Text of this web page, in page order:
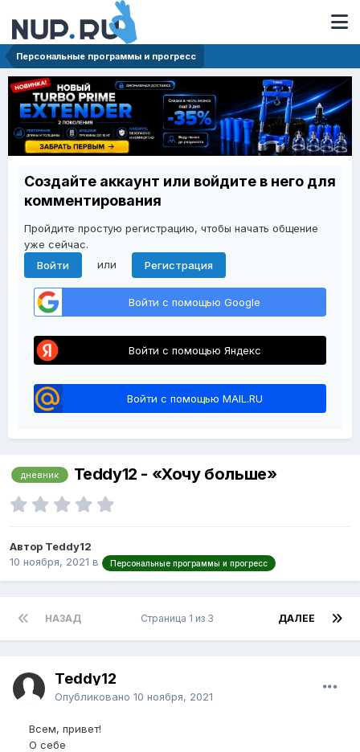
Персональные программы и прогресс
Создайте аккаунт или войдите в него для
комментирования
Пройдите простую регистрацию, чтобы начать общение
уже сейчас.
Войти
или Регистрация
Войти с помощью Google
Войти с помощью Яндекс
Войти с помощью MAIL.RU
дневник Teddy12 - «Хочу больше»
Автор Teddy12
10 ноября, 2021 в Персональные программы и прогресс
НАЗАД ДАЛЕЕ
Страница 1 из 3
Teddy12
Опубликовано 10 ноября, 2021
Всем, привет!
О себе